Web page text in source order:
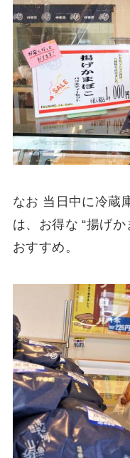
なお 当日中に冷蔵
は、お得な “揚げ
おすすめ。